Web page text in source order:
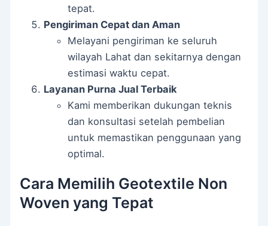
tepat.
Pengiriman Cepat dan Aman
Melayani pengiriman ke seluruh
wilayah Lahat dan sekitarnya dengan
estimasi waktu cepat.
Layanan Purna Jual Terbaik
Kami memberikan dukungan teknis
dan konsultasi setelah pembelian
untuk memastikan penggunaan yang
optimal.
Cara Memilih Geotextile Non
Woven yang Tepat